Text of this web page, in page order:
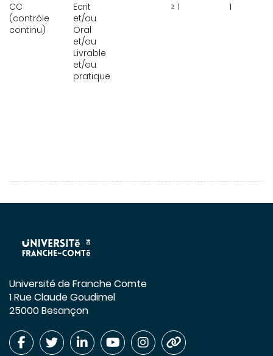
CC
(contrôle
continu)
Ecrit
et/ou
Oral
et/ou
Livrable
et/ou
pratique
≥ 1 1
Université de Franche Comte
1 Rue Claude Goudimel
25000 Besançon